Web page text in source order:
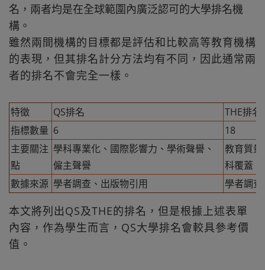
名，兩者均是在全球範圍內廣泛認可的大學排名機
構。
雖然兩間機構的目標都是評估和比較高等教育機構
的表現，但其排名計分方法均有不同，因此通常兩
者的排名不會完全一樣。
特徵 QS排名
THE排名
指標數量 6
18
主要關注
點
學科專業化、國際影響力、學術聲譽、
僱主聲譽
教育質
科覆蓋
數據來源 學者調查、出版物引用 學者調
本文將列出QS及THE的排名，但是根據上述表單
內容，作為學生而言，QS大學排名會較具參考價
值。